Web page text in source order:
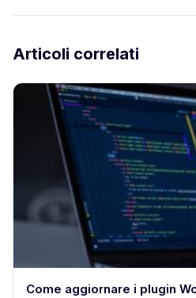
Articoli correlati
Come aggiornare i plugin